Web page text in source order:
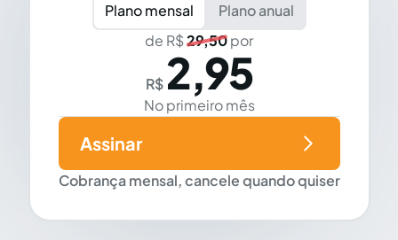
Plano mensal
Plano anual
de R$29,50por
R$ 2,95
No primeiro mês
Cobrança mensal, cancele quando quiser
Assinar